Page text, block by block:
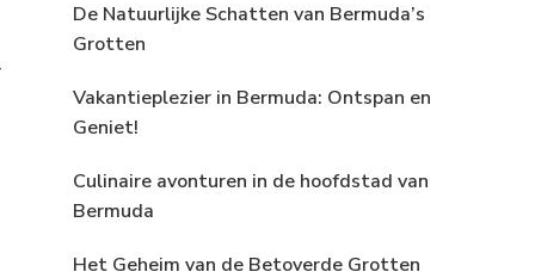
De Natuurlijke Schatten van Bermuda’s
Grotten
Vakantieplezier in Bermuda: Ontspan en
Geniet!
Culinaire avonturen in de hoofdstad van
Bermuda
Het Geheim van de Betoverde Grotten